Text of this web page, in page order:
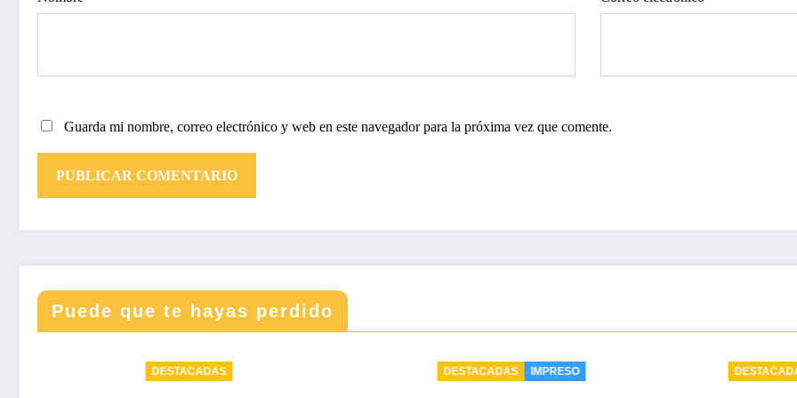
Guarda mi nombre, correo electrónico y web en este navegador para la próxima vez que comente.
Puede que te hayas perdido
IMPRESO